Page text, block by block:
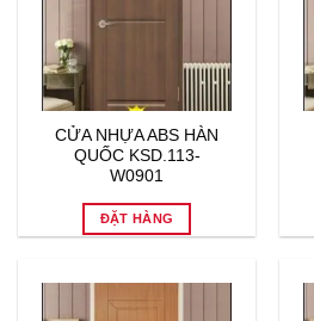
CỬA NHỰA ABS HÀN
QUỐC KSD.113-
ĐẶT HÀNG